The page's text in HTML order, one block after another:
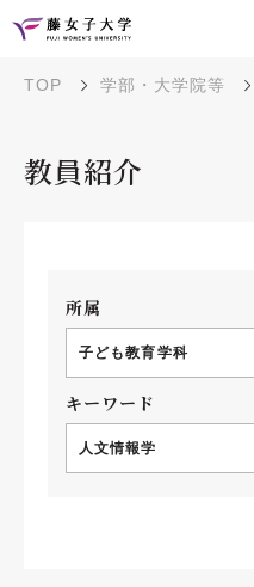
TOP 学部・大学院等
教員紹介
所属
子ども教育学科
キーワード
人文情報学